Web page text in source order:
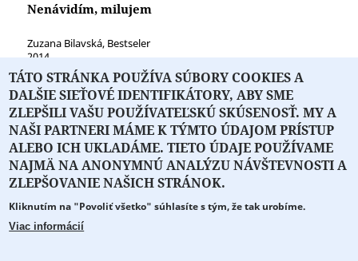
Nenávidím, milujem
Zuzana Bilavská, Bestseler
2014
O PORTÁLI O DRUŽSTVE SPONZORI KONTAKT
Projekt z verejných fondov podporil
TÁTO STRÁNKA POUŽÍVA SÚBORY COOKIES A
DALŠIE SIEŤOVÉ IDENTIFIKÁTORY, ABY SME
ZLEPŠILI VAŠU POUŽÍVATEĽSKÚ SKÚSENOSŤ. MY A
NAŠI PARTNERI MÁME K TÝMTO ÚDAJOM PRÍSTUP
ALEBO ICH UKLADÁME. TIETO ÚDAJE POUŽÍVAME
NAJMÄ NA ANONYMNÚ ANALÝZU NÁVŠTEVNOSTI A
ZLEPŠOVANIE NAŠICH STRÁNOK.
Kliknutím na "Povoliť všetko" súhlasíte s tým, že tak urobíme.
Viac informácií